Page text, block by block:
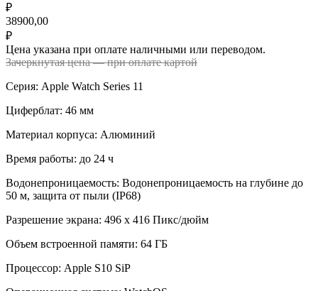
₽
38900,00
₽
Цена указана при оплате наличными или переводом.
Зачеркнутая цена — при оплате картой
Серия: Apple Watch Series 11
Циферблат: 46 мм
Материал корпуса: Алюминий
Время работы: до 24 ч
Водонепроницаемость: Водонепроницаемость на глубине до
50 м, защита от пыли (IP68)
Разрешение экрана: 496 x 416 Пикс/дюйм
Объем встроенной памяти: 64 ГБ
Процессор: Apple S10 SiP